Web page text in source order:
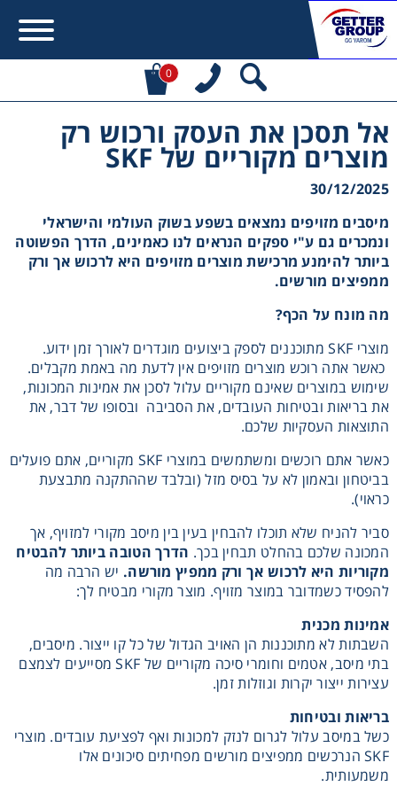
0
אל תסכן את העסק ורכוש רק
מוצרים מקוריים של SKF
30/12/2025
מיסבים מזויפים נמצאים בשפע בשוק העולמי והישראלי
ונמכרים גם ע"י ספקים הנראים לנו כאמינים, הדרך הפשוטה
ביותר להימנע מרכישת מוצרים מזויפים היא לרכוש אך ורק
ממפיצים מורשים.
מה מונח על הכף?
מוצרי SKF מתוכננים לספק ביצועים מוגדרים לאורך זמן ידוע.
כאשר אתה רוכש מוצרים מזויפים אין לדעת מה באמת מקבלים.
שימוש במוצרים שאינם מקוריים עלול לסכן את אמינות המכונות,
את בריאות ובטיחות העובדים, את הסביבה ובסופו של דבר, את
התוצאות העסקיות שלכם.
כאשר אתם רוכשים ומשתמשים במוצרי SKF מקוריים, אתם פועלים
בביטחון ובאמון לא על בסיס מזל (ובלבד שההתקנה מתבצעת
כראוי).
סביר להניח שלא תוכלו להבחין בעין בין מיסב מקורי למזויף, אך
המכונה שלכם בהחלט תבחין בכך. הדרך הטובה ביותר להבטיח
מקוריות היא לרכוש אך ורק ממפיץ מורשה. יש הרבה מה
להפסיד כשמדובר במוצר מזויף. מוצר מקורי מבטיח לך:
אמינות מכנית
השבתות לא מתוכננות הן האויב הגדול של כל קו ייצור. מיסבים,
בתי מיסב, אטמים וחומרי סיכה מקוריים של SKF מסייעים לצמצם
עצירות ייצור יקרות וגוזלות זמן.
בריאות ובטיחות
כשל במיסב עלול לגרום לנזק למכונות ואף לפציעת עובדים. מוצרי
SKF הנרכשים ממפיצים מורשים מפחיתים סיכונים אלו
משמעותית.
Error:Contact form not found.
מעונין לקבל הצעת מחיר או מידע עבור:
מקשרים, מצמדים ובלמים
מנועי חשמל וממסרות
מיסבים ובתי מיסב
שרשראות, גלגלי שרשרת וגלגלי שיניים
רצועות וי, רצועות תזמון וגלגלים
שינוע ליניארי
עיבוד שבבי/רכיבי אוטומציה, תבניות ושטנצים
פיקוד ובקרה
רשתות ואביזרי מסוע